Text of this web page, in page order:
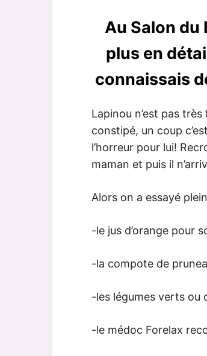
Au Salon du
plus en
connaissais
Lapinou n’est pas
constipé, un coup
l’horreur pour lui!
maman et puis il
Alors on a essayé
-le jus d’orange pour
-la compote de
-les légumes verts ou
-le médoc Forelax